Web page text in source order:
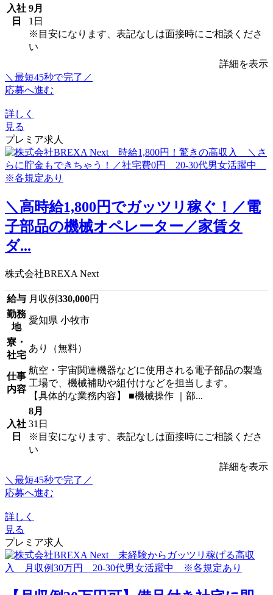
入社
日
9月
1日
※目安になります、表記なしは面接時にご相談くださ
い
詳細を表示
＼最短45秒で完了／
応募へ進む
詳しく
見る
プレミア求人
＼高時給1,800円でガッツリ稼ぐ！／電
子部品の機械オペレーター／家賃タ
ダ...
株式会社BREXA Next
給与 月収例330,000円
勤務
地
愛知県 小牧市
寮・
社宅
あり（無料）
仕事
内容
航空・宇宙関連機器などに使用される電子部品の製造
工場で、機械補助や組付けなどを担当します。
【具体的な業務内容】 ■機械操作 ｜部...
入社
日
8月
31日
※目安になります、表記なしは面接時にご相談くださ
い
詳細を表示
＼最短45秒で完了／
応募へ進む
詳しく
見る
プレミア求人